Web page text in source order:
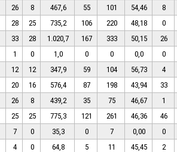
26 8 467,6 55 101 54,46 8
28 25 735,2 106 220 48,18 0
33 28 1.020,7 167 333 50,15 26
1 0 1,0 0 0 0,0 0
12 12 347,9 59 104 56,73 4
20 16 576,4 87 198 43,94 33
26 8 439,2 35 75 46,67 1
25 25 775,3 121 261 46,36 46
7 0 35,3 0 7 0,00 0
4 0 64,8 5 11 45,45 2